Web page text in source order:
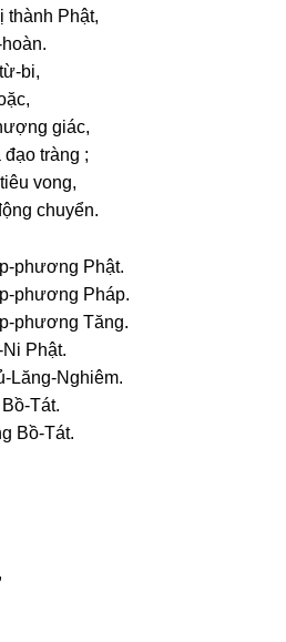
thành Phật,
bi,
ɡiác,
trànɡ ;
vonɡ,
chuyển.
phươnɡ Phật.
phươnɡ Pháp.
phươnɡ Tănɡ.
Phật.
Lănɡ-Nɡhiêm.
Tát.
Bồ-Tát.